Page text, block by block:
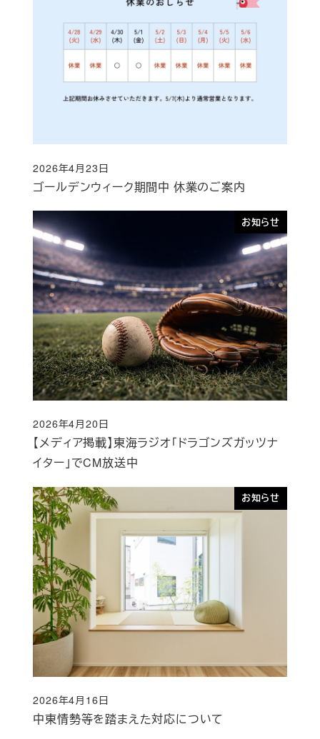
ゴールデンウィーク期間中 休業のご案内
投稿日
2026年4月23日
お知らせ
【メディア掲載】東海ラジオ「ドラゴンズガッツナ
イター」でCM放送中
投稿日
2026年4月20日
お知らせ
中東情勢等を踏まえた対応について
投稿日
2026年4月16日